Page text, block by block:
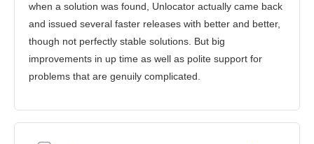
when a solution was found, Unlocator actually came back
and issued several faster releases with better and better,
though not perfectly stable solutions. But big
improvements in up time as well as polite support for
problems that are genuily complicated.